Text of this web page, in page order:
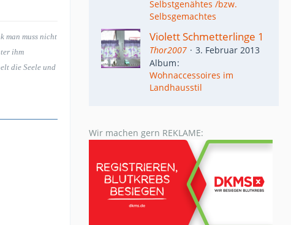
man muss nicht
ihm
die Seele und
Selbstgenähtes /bzw.
Selbsgemachtes
Violett Schmetterlinge 1
Thor2007
3. Februar 2013
Album
Wohnaccessoires im
Landhausstil
Wir machen gern REKLAME: